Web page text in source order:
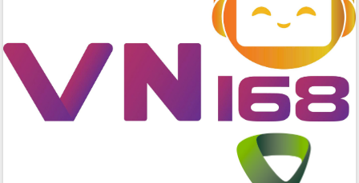
Quyền của người tiêu dùng Việt Nam
2026
Đẩy mạnh cải cách hành chính, quyết
tâm đạt được mục tiêu tăng trưởng
hai con số trong năm 2026